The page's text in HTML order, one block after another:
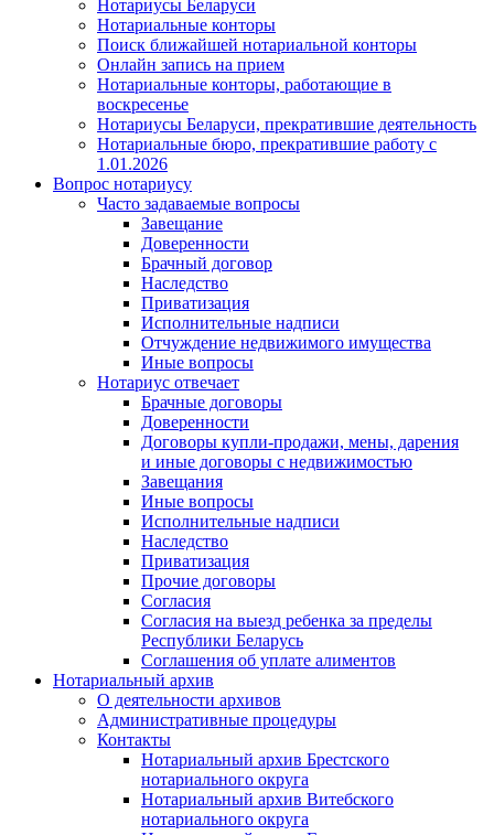
Нотариусы Беларуси
Нотариальные конторы
Поиск ближайшей нотариальной конторы
Онлайн запись на прием
Нотариальные конторы, работающие в
воскресенье
Нотариусы Беларуси, прекратившие деятельность
Нотариальные бюро, прекратившие работу с
1.01.2026
Вопрос нотариусу
Часто задаваемые вопросы
Завещание
Доверенности
Брачный договор
Наследство
Приватизация
Исполнительные надписи
Отчуждение недвижимого имущества
Иные вопросы
Нотариус отвечает
Брачные договоры
Доверенности
Договоры купли-продажи, мены, дарения
и иные договоры с недвижимостью
Завещания
Иные вопросы
Исполнительные надписи
Наследство
Приватизация
Прочие договоры
Согласия
Согласия на выезд ребенка за пределы
Республики Беларусь
Соглашения об уплате алиментов
Нотариальный архив
О деятельности архивов
Административные процедуры
Контакты
Нотариальный архив Брестского
нотариального округа
Нотариальный архив Витебского
нотариального округа